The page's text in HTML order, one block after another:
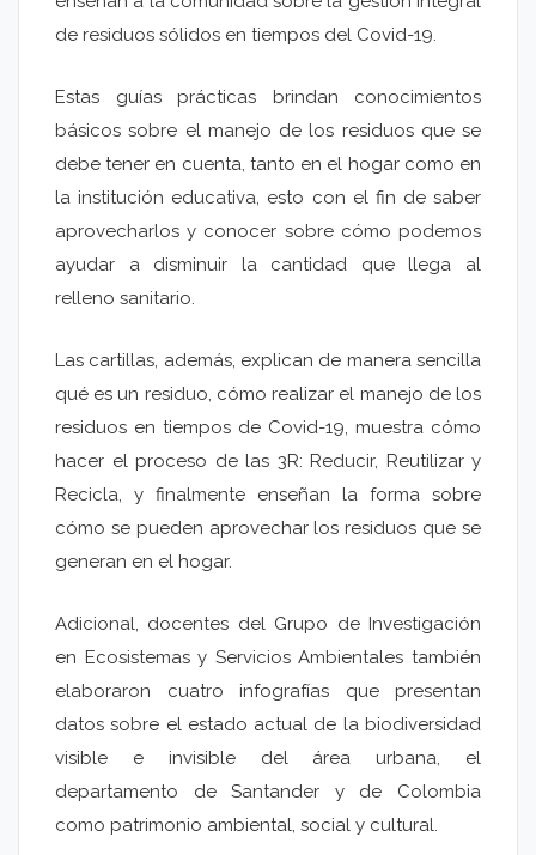
de residuos sólidos en tiempos del Covid-19.
Estas guías prácticas brindan conocimientos
básicos sobre el manejo de los residuos que se
debe tener en cuenta, tanto en el hogar como en
la institución educativa, esto con el fin de saber
aprovecharlos y conocer sobre cómo podemos
ayudar a disminuir la cantidad que llega al
relleno sanitario.
Las cartillas, además, explican de manera sencilla
qué es un residuo, cómo realizar el manejo de los
residuos en tiempos de Covid-19, muestra cómo
hacer el proceso de las 3R: Reducir, Reutilizar y
Recicla, y finalmente enseñan la forma sobre
cómo se pueden aprovechar los residuos que se
generan en el hogar.
Adicional, docentes del Grupo de Investigación
en Ecosistemas y Servicios Ambientales también
elaboraron cuatro infografías que presentan
datos sobre el estado actual de la biodiversidad
visible e invisible del área urbana, el
departamento de Santander y de Colombia
como patrimonio ambiental, social y cultural.